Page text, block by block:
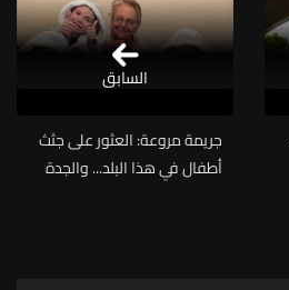
جريمة مروعة: العثور على جثث
أطفال في هذا البلد... والجدة
السابق